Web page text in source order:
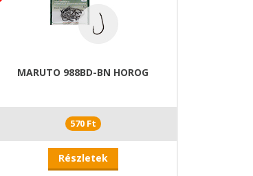
MARUTO 988BD-BN HOROG
570 Ft
Részletek